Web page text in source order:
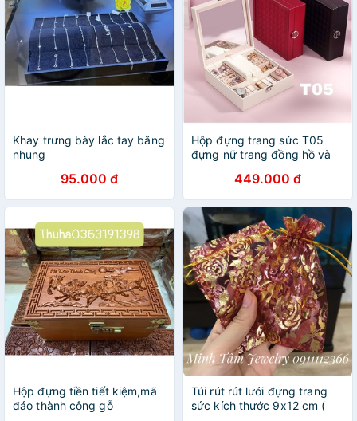
Khay trưng bày lắc tay bằng
nhung
95.000 đ
Hộp đựng trang sức T05
đựng nữ trang đồng hồ và
449.000 đ
Hộp đựng tiền tiết kiệm,mã
đáo thành công gỗ
Túi rút rút lưới đựng trang
sức kích thước 9x12 cm (